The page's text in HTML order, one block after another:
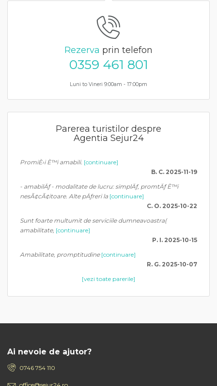
Rezerva prin telefon
0359 461 801
Luni to Vineri 9:00am - 17:00pm
Parerea turistilor despre
Agentia Sejur24
PromiÈ›i È™i amabili. [continuare]
B. C. 2025-11-19
- amabilÄƒ - modalitate de lucru: simplÄƒ, promtÄƒ È™i
nesÃ¢cÃ¢itoare. Alte pÄƒreri la [continuare]
C. O. 2025-10-22
Sunt foarte multumit de serviciile dumneavoastra(
amabilitate, [continuare]
P. I. 2025-10-15
Amabilitate, promptitudine [continuare]
R. G. 2025-10-07
[vezi toate parerile]
Ai nevoie de ajutor?
0746 754 110